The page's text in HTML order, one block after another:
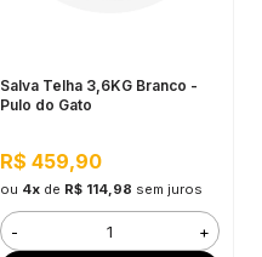
Salva Telha 3,6KG Branco -
Pulo do Gato
R$ 459,90
ou 4xde R$ 114,98 sem juros
- +